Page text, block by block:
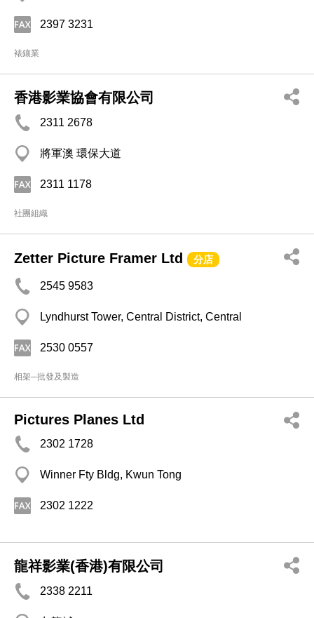
2397 3231
裱鑲業
香港影業協會有限公司
2311 2678
將軍澳 環保大道
2311 1178
社團組織
Zetter Picture Framer Ltd 分店
2545 9583
Lyndhurst Tower, Central District, Central
2530 0557
相架─批發及製造
Pictures Planes Ltd
2302 1728
Winner Fty Bldg, Kwun Tong
2302 1222
龍祥影業(香港)有限公司
2338 2211